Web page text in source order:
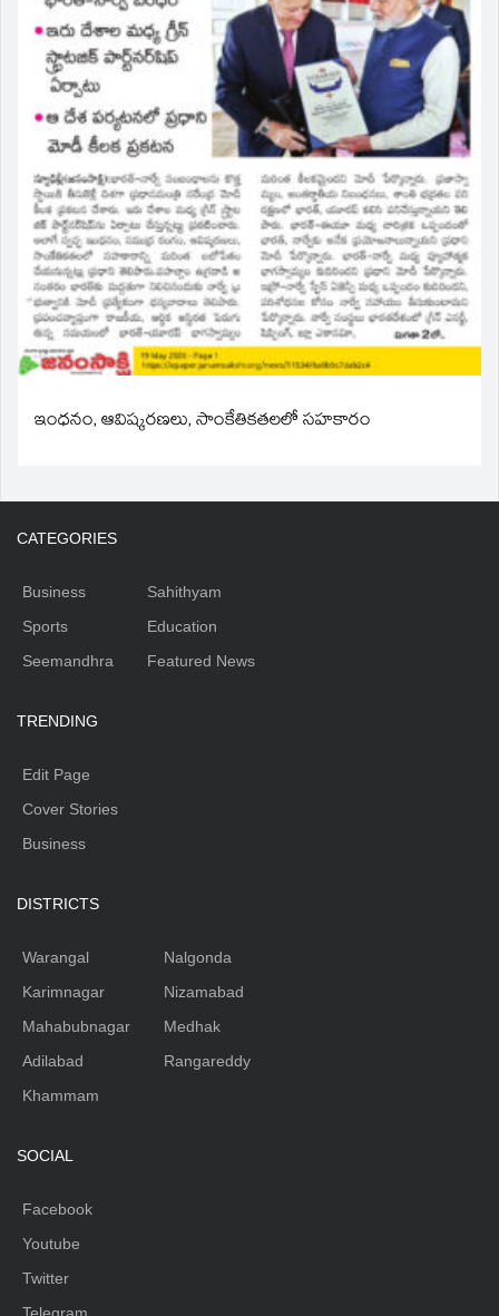
ఇంధనం, ఆవిష్కరణలు, సాంకేతికతలలో సహకారం
CATEGORIES
Business
Sports
Seemandhra
Sahithyam
Education
Featured News
TRENDING
Edit Page
Cover Stories
Business
DISTRICTS
Warangal
Karimnagar
Mahabubnagar
Adilabad
Khammam
Nalgonda
Nizamabad
Medhak
Rangareddy
SOCIAL
Facebook
Youtube
Twitter